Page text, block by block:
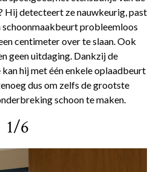
Hij detecteert ze nauwkeurig, past
schoonmaakbeurt probleemloos
centimeter over te slaan. Ook
geen uitdaging. Dankzij de
hij met één enkele oplaadbeurt
dus om zelfs de grootste
schoon te maken.
1/6